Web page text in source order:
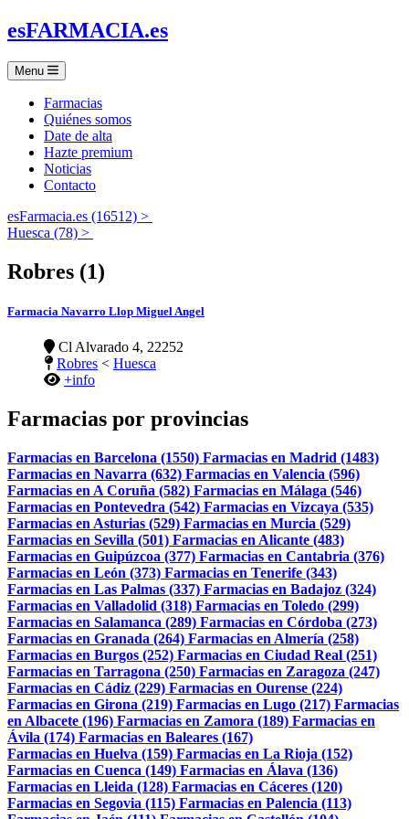
esFARMACIA.es
Menu
Farmacias
Quiénes somos
Date de alta
Hazte premium
Noticias
Contacto
esFarmacia.es (16512) >
Huesca (78) >
Robres (1)
Farmacia Navarro Llop Miguel Angel
Cl Alvarado 4, 22252
Robres < Huesca
+info
Farmacias por provincias
Farmacias en Barcelona (1550) Farmacias en Madrid (1483)
Farmacias en Navarra (632) Farmacias en Valencia (596)
Farmacias en A Coruña (582) Farmacias en Málaga (546)
Farmacias en Pontevedra (542) Farmacias en Vizcaya (535)
Farmacias en Asturias (529) Farmacias en Murcia (529)
Farmacias en Sevilla (501) Farmacias en Alicante (483)
Farmacias en Guipúzcoa (377) Farmacias en Cantabria (376)
Farmacias en León (373) Farmacias en Tenerife (343)
Farmacias en Las Palmas (337) Farmacias en Badajoz (324)
Farmacias en Valladolid (318) Farmacias en Toledo (299)
Farmacias en Salamanca (289) Farmacias en Córdoba (273)
Farmacias en Granada (264) Farmacias en Almería (258)
Farmacias en Burgos (252) Farmacias en Ciudad Real (251)
Farmacias en Tarragona (250) Farmacias en Zaragoza (247)
Farmacias en Cádiz (229) Farmacias en Ourense (224)
Farmacias en Girona (219) Farmacias en Lugo (217) Farmacias
en Albacete (196) Farmacias en Zamora (189) Farmacias en
Ávila (174) Farmacias en Baleares (167)
Farmacias en Huelva (159) Farmacias en La Rioja (152)
Farmacias en Cuenca (149) Farmacias en Álava (136)
Farmacias en Lleida (128) Farmacias en Cáceres (120)
Farmacias en Segovia (115) Farmacias en Palencia (113)